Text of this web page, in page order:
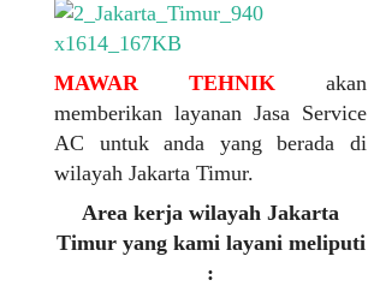
MAWAR TEHNIK akan
memberikan layanan Jasa Service
AC untuk anda yang berada di
wilayah Jakarta Timur.
Area kerja wilayah Jakarta
Timur yang kami layani meliputi
: